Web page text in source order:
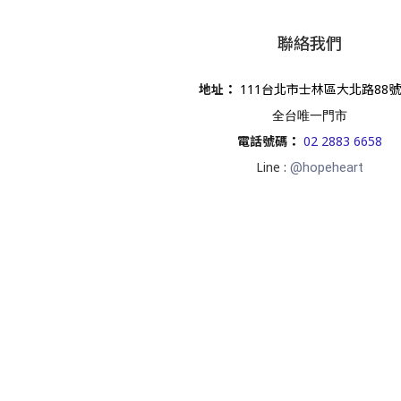
聯絡我們
地址 ： 111台北市士林區大北路88
全台唯一門市
電話號碼 ： 02 2883 6658
Line : @hopeheart